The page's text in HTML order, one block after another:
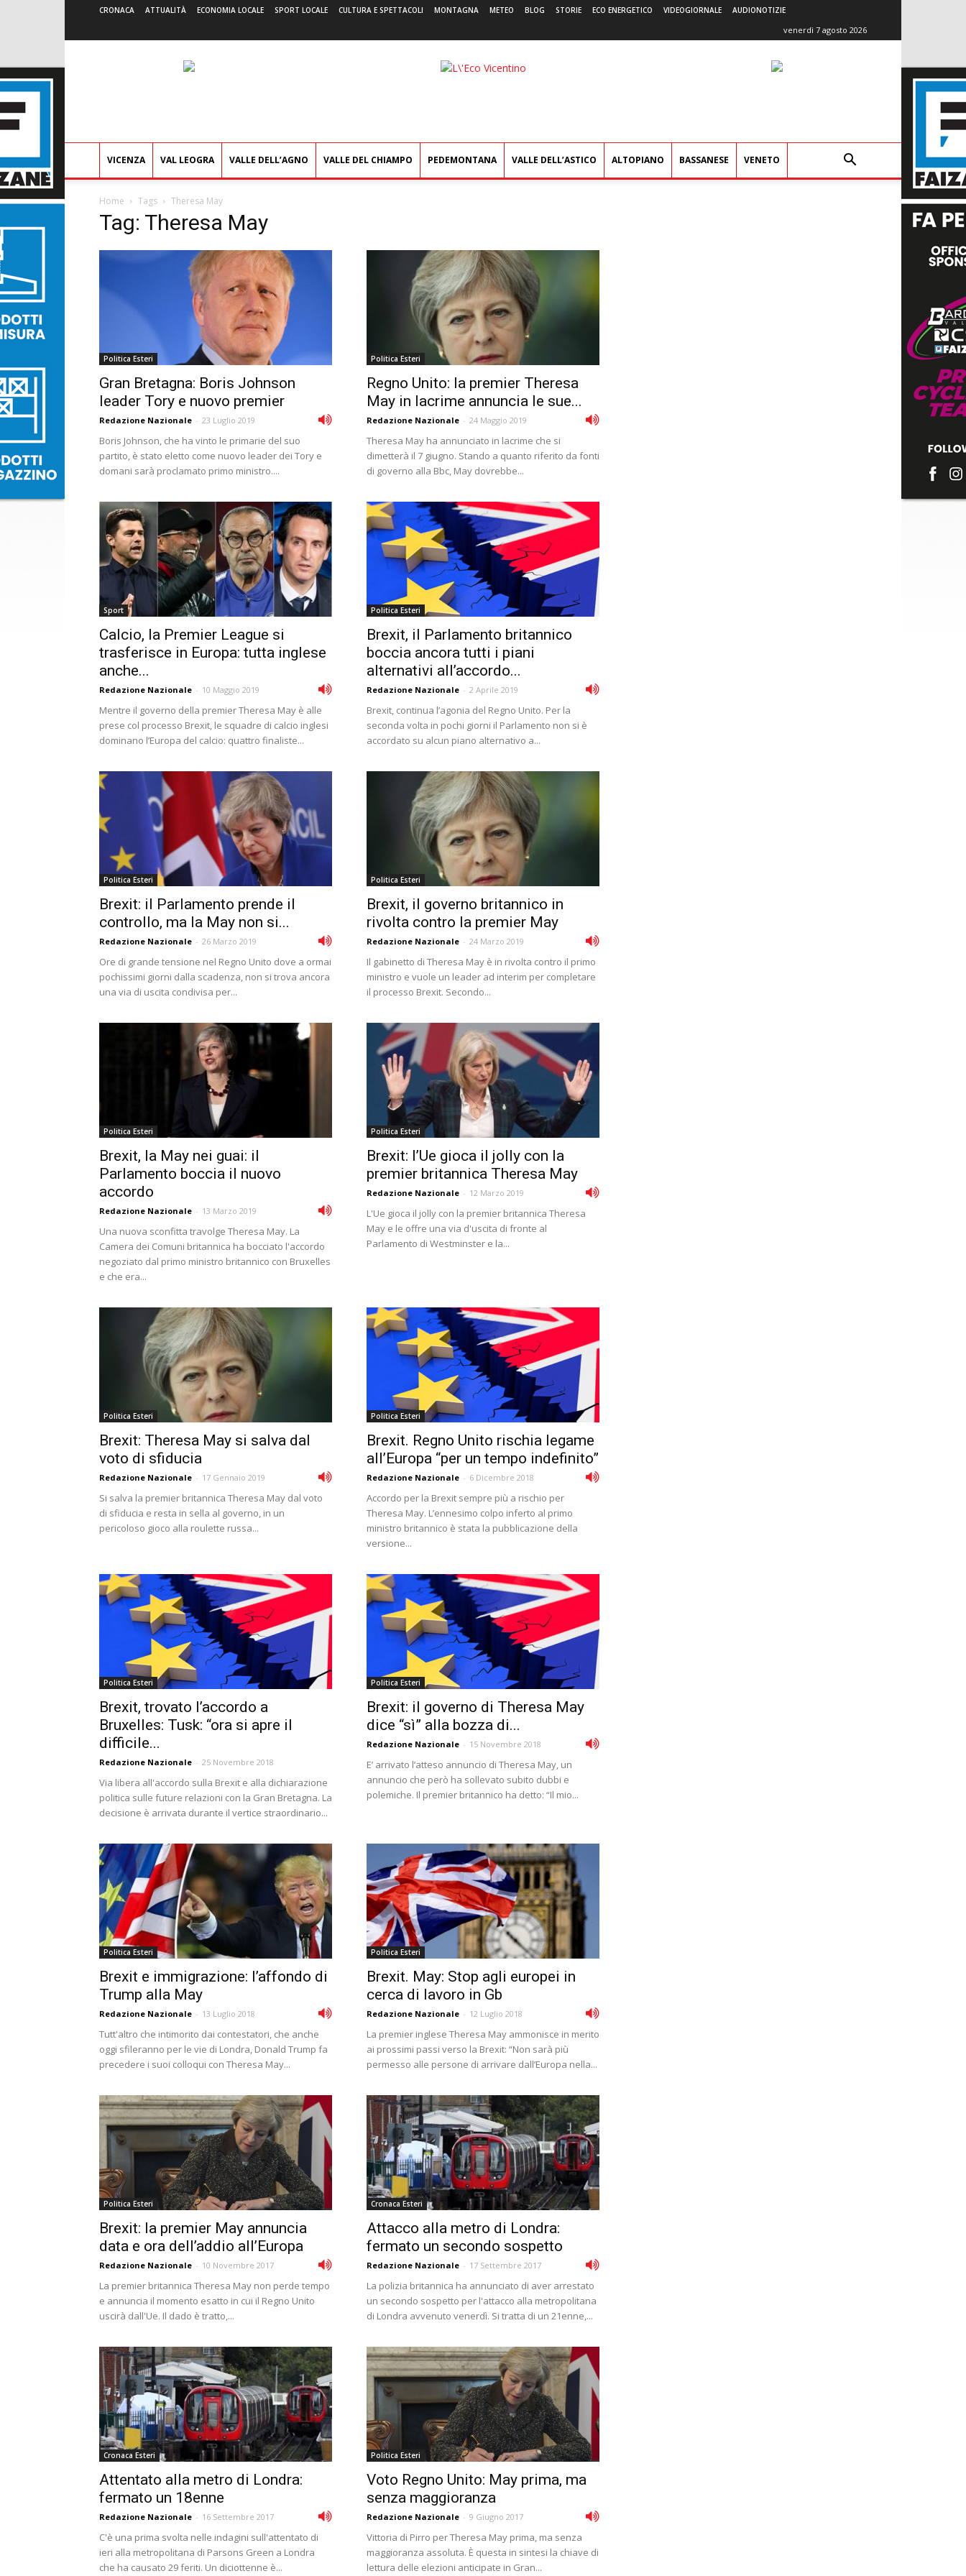
CRONACA ATTUALITÀ ECONOMIA LOCALE SPORT LOCALE CULTURA E SPETTACOLI MONTAGNA METEO BLOG STORIE ECO ENERGETICO VIDEOGIORNALE AUDIONOTIZIE
venerdì 7 agosto 2026
L'Eco
VICENZA VAL LEOGRA VALLE DELL’AGNO VALLE DEL CHIAMPO PEDEMONTANA VALLE DELL’ASTICO ALTOPIANO BASSANESE VENETO
Home Tags Theresa May
Tag: Theresa May
Politica Esteri
Gran Bretagna: Boris Johnson
leader Tory e nuovo premier
Redazione Nazionale - 23 Luglio 2019
Boris Johnson, che ha vinto le primarie del suo
partito, è stato eletto come nuovo leader dei Tory e
domani sarà proclamato primo ministro....
Politica Esteri
Regno Unito: la premier Theresa
May in lacrime annuncia le sue...
Redazione Nazionale - 24 Maggio 2019
Theresa May ha annunciato in lacrime che si
dimetterà il 7 giugno. Stando a quanto riferito da fonti
di governo alla Bbc, May dovrebbe...
Sport
Calcio, la Premier League si
trasferisce in Europa: tutta inglese
anche...
Redazione Nazionale - 10 Maggio 2019
Mentre il governo della premier Theresa May è alle
prese col processo Brexit, le squadre di calcio inglesi
dominano l’Europa del calcio: quattro finaliste...
Politica Esteri
Brexit, il Parlamento britannico
boccia ancora tutti i piani
alternativi all’accordo...
Redazione Nazionale - 2 Aprile 2019
Brexit, continua l’agonia del Regno Unito. Per la
seconda volta in pochi giorni il Parlamento non si è
accordato su alcun piano alternativo a...
Politica Esteri
Brexit: il Parlamento prende il
controllo, ma la May non si...
Redazione Nazionale - 26 Marzo 2019
Ore di grande tensione nel Regno Unito dove a ormai
pochissimi giorni dalla scadenza, non si trova ancora
una via di uscita condivisa per...
Politica Esteri
Brexit, il governo britannico in
rivolta contro la premier May
Redazione Nazionale - 24 Marzo 2019
Il gabinetto di Theresa May è in rivolta contro il primo
ministro e vuole un leader ad interim per completare
il processo Brexit. Secondo...
Politica Esteri
Brexit, la May nei guai: il
Parlamento boccia il nuovo
accordo
Redazione Nazionale - 13 Marzo 2019
Una nuova sconfitta travolge Theresa May. La
Camera dei Comuni britannica ha bocciato l'accordo
negoziato dal primo ministro britannico con Bruxelles
e che era...
Politica Esteri
Brexit: l’Ue gioca il jolly con la
premier britannica Theresa May
Redazione Nazionale - 12 Marzo 2019
L'Ue gioca il jolly con la premier britannica Theresa
May e le offre una via d'uscita di fronte al
Parlamento di Westminster e la...
Politica Esteri
Brexit: Theresa May si salva dal
voto di sfiducia
Redazione Nazionale - 17 Gennaio 2019
Si salva la premier britannica Theresa May dal voto
di sfiducia e resta in sella al governo, in un
pericoloso gioco alla roulette russa...
Politica Esteri
Brexit. Regno Unito rischia legame
all’Europa “per un tempo indefinito”
Redazione Nazionale - 6 Dicembre 2018
Accordo per la Brexit sempre più a rischio per
Theresa May. L’ennesimo colpo inferto al primo
ministro britannico è stata la pubblicazione della
versione...
Politica Esteri
Brexit, trovato l’accordo a
Bruxelles: Tusk: “ora si apre il
difficile...
Redazione Nazionale - 25 Novembre 2018
Via libera all'accordo sulla Brexit e alla dichiarazione
politica sulle future relazioni con la Gran Bretagna. La
decisione è arrivata durante il vertice straordinario...
Politica Esteri
Brexit: il governo di Theresa May
dice “sì” alla bozza di...
Redazione Nazionale - 15 Novembre 2018
E’ arrivato l’atteso annuncio di Theresa May, un
annuncio che però ha sollevato subito dubbi e
polemiche. Il premier britannico ha detto: “Il mio...
Politica Esteri
Brexit e immigrazione: l’affondo di
Trump alla May
Redazione Nazionale - 13 Luglio 2018
Tutt'altro che intimorito dai contestatori, che anche
oggi sfileranno per le vie di Londra, Donald Trump fa
precedere i suoi colloqui con Theresa May...
Politica Esteri
Brexit. May: Stop agli europei in
cerca di lavoro in Gb
Redazione Nazionale - 12 Luglio 2018
La premier inglese Theresa May ammonisce in merito
ai prossimi passi verso la Brexit: “Non sarà più
permesso alle persone di arrivare dall’Europa nella...
Politica Esteri
Brexit: la premier May annuncia
data e ora dell’addio all’Europa
Redazione Nazionale - 10 Novembre 2017
La premier britannica Theresa May non perde tempo
e annuncia il momento esatto in cui il Regno Unito
uscirà dall'Ue. Il dado è tratto,...
Cronaca Esteri
Attacco alla metro di Londra:
fermato un secondo sospetto
Redazione Nazionale - 17 Settembre 2017
La polizia britannica ha annunciato di aver arrestato
un secondo sospetto per l'attacco alla metropolitana
di Londra avvenuto venerdì. Si tratta di un 21enne,...
Cronaca Esteri
Attentato alla metro di Londra:
fermato un 18enne
Redazione Nazionale - 16 Settembre 2017
C'è una prima svolta nelle indagini sull'attentato di
ieri alla metropolitana di Parsons Green a Londra
che ha causato 29 feriti. Un diciottenne è...
Politica Esteri
Voto Regno Unito: May prima, ma
senza maggioranza
Redazione Nazionale - 9 Giugno 2017
Vittoria di Pirro per Theresa May prima, ma senza
maggioranza assoluta. È questa in sintesi la chiave di
lettura delle elezioni anticipate in Gran...